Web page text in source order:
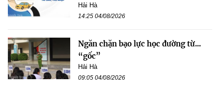
Hải Hà
14:25 04/08/2026
Ngăn chặn bạo lực học đường từ...
“gốc”
Hải Hà
09:05 04/08/2026